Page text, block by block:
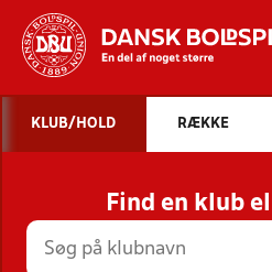
STILLINGER,
HOLD
KLUB/HOLD RÆKKE
Find en klub